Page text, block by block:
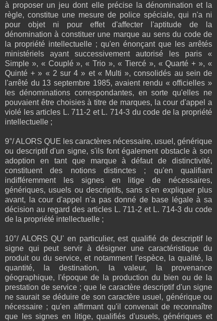
à proposer un jeu dont elle précise la dénomination et la
règle, constitue une mesure de police spéciale, qui n'a ni
pour objet ni pour effet d'affecter l'aptitude de la
dénomination à constituer une marque au sens du code de
la propriété intellectuelle ; qu'en énonçant que les arrêtés
ministériels ayant successivement autorisé les paris «
Simple », « Couplé », « Trio », « Tiercé », « Quarté + », «
Quinté + » « 2 sur 4 » et « Multi », consolidés au sein de
l'arrêté du 13 septembre 1985, avaient rendu « officielles »
les dénominations correspondantes, en sorte qu'elles ne
pouvaient être choisies à titre de marques, la cour d'appel a
violé les articles L. 711-2 et L. 714-3 du code de la propriété
intellectuelle ;
9°/ ALORS QUE les caractères nécessaire, usuel, générique
ou descriptif d'un signe, s'ils font également obstacle à son
adoption en tant que marque à défaut de distinctivité,
constituent des notions distinctes ; qu'en qualifiant
indifféremment les signes en litige de nécessaires,
génériques, usuels ou descriptifs, sans s'en expliquer plus
avant, la cour d'appel n'a pas donné de base légale à sa
décision au regard des articles L. 711-2 et L. 714-3 du code
de la propriété intellectuelle ;
10°/ ALORS QU' en particulier, est qualifié de descriptif le
signe qui peut servir à désigner une caractéristique du
produit ou du service, et notamment l'espèce, la qualité, la
quantité, la destination, la valeur, la provenance
géographique, l'époque de la production du bien ou de la
prestation de service ; que le caractère descriptif d'un signe
ne saurait se déduire de son caractère usuel, générique ou
nécessaire ; qu'en affirmant qu'il convenait de reconnaître
que les signes en litige, qualifiés d'usuels, génériques et